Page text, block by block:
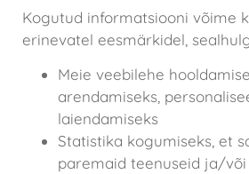
Kogutud informatsiooni võime
erinevatel eesmärkidel,
Meie veebilehe
arendamiseks,
laiendamiseks
Statistika kogumiseks, et
paremaid teenuseid ja/